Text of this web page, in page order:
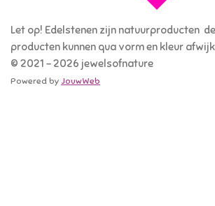
Let op! Edelstenen zijn natuurproducten
producten kunnen qua vorm en kleur
© 2021 - 2026 jewelsofnature
Powered by JouwWeb